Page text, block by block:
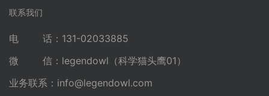
联系我们
电 话：131-02033885
微 信：legendowl（科学猫头鹰01）
业务联系： info@legendowl.com